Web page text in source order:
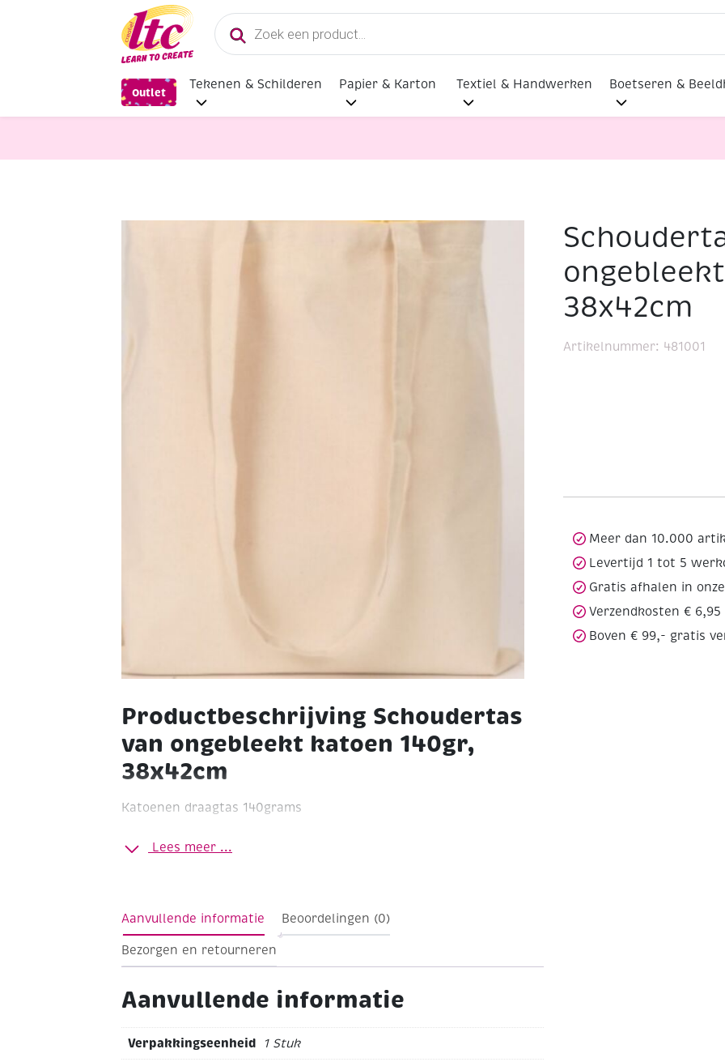
Producten
zoeken
Outlet
Tekenen & Schilderen Papier & Karton Textiel & Handwerken Boetseren &
Schoudertas van ongebleekt katoen 140gr, 38x42cm
Productbeschrijving Schoudertas
van ongebleekt katoen 140gr,
38x42cm
Katoenen draagtas 140grams
draagtassen kunt u perfect bedrukken omdat ze per stuk
van een kruissteek.
Lees meer ...
38x42cm
Artikelnummer: 481001
Meer dan 10.000
Levertijd 1 tot 5
Gratis afhalen in
Verzendkosten € 6,95
Boven € 99,- gratis
Aanvullende informatie Beoordelingen (0)
Bezorgen en retourneren
Aanvullende informatie
Verpakkingseenheid 1 Stuk